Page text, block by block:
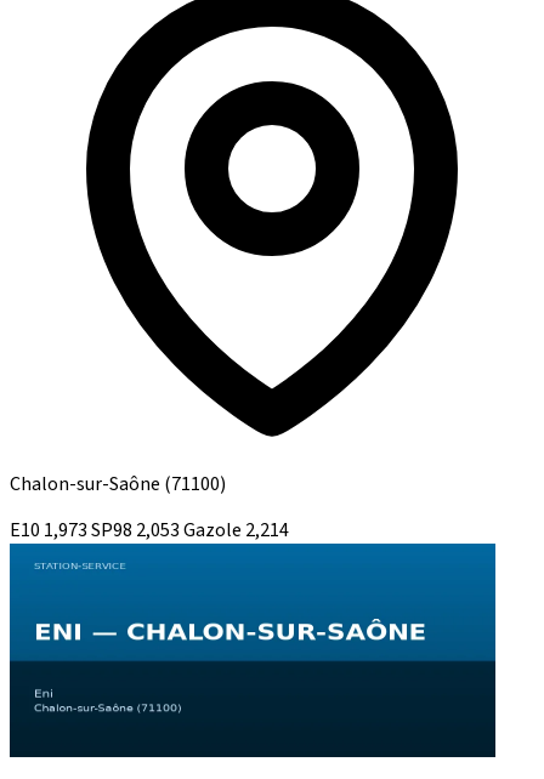
Chalon-sur-Saône (71100)
E10 1,973SP98 2,053Gazole 2,214